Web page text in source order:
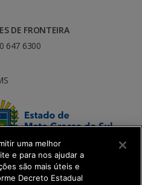
DE FRONTEIRA
647 6300
uma melhor
e para nos ajudar a
são mais úteis e
Decreto Estadual